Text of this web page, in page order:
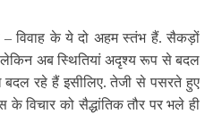
– विवाह के ये दो अहम स्तंभ हैं. सैकड़ों
लेकिन अब स्थितियां अदृश्य रूप से बदल
रहे हैं इसीलिए. तेजी से पसरते हुए
विचार को सैद्धांतिक तौर पर भले ही